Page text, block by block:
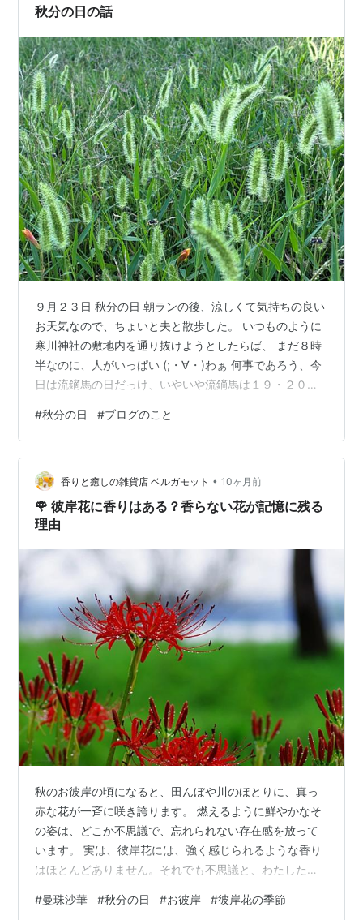
すが、なぜか見つからず。他の図鑑のDVDはあるのに、
秋分の日の話
９月２３日 秋分の日 朝ランの後、涼しくて気持ちの良い
お天気なので、ちょいと夫と散歩した。 いつものように
寒川神社の敷地内を通り抜けようとしたらば、 まだ８時
半なのに、人がいっぱい (;・∀・)わぁ 何事であろう、今
日は流鏑馬の日だっけ、いやいや流鏑馬は１９・２０日
心深いんだねぇ、などと話しながら、そそくさと人込み
を抜けた。 あの大勢の人たちは何だったんだろう、と後
から調べてみたらば えっと、説明するのが難しいです
し、「たぶんこれかな」という話なんですが、 何やら
「レイライン」というのがあって、日本の東にある千葉
の玉前神社から、西の出雲大社ま…
#秋分の日 #ブログのこと
香りと癒しの雑貨店 ベルガモット • 10ヶ月前
🌹 彼岸花に香りはある？香らない花が記憶に残る
理由
秋のお彼岸の頃になると、田んぼや川のほとりに、真っ
赤な花が一斉に咲き誇ります。 燃えるように鮮やかなそ
の姿は、どこか不思議で、忘れられない存在感を放って
います。 実は、彼岸花には、強く感じられるような香り
はほとんどありません。それでも不思議と、わたしたち
ですか？ 【香りと癒しの雑貨店 ベルガモット】へようこ
#曼珠沙華 #秋分の日 #お彼岸 #彼岸花の季節